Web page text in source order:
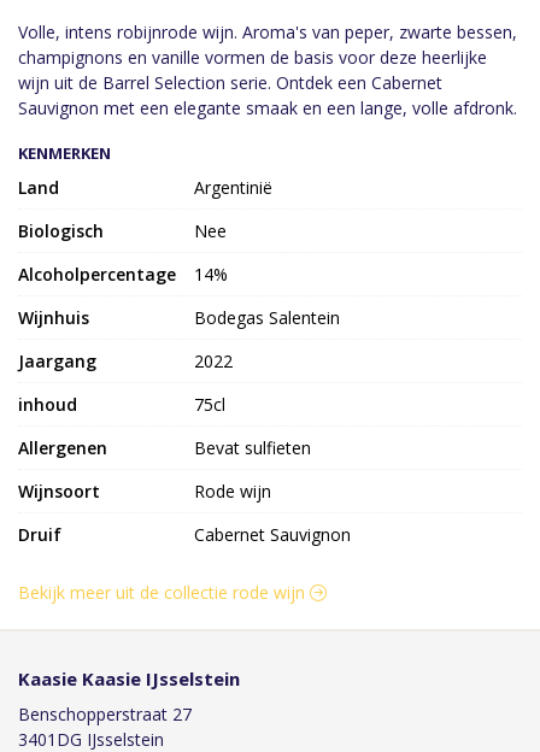
Volle, intens robijnrode wijn. Aroma's van peper, zwarte bessen,
champignons en vanille vormen de basis voor deze heerlijke
wijn uit de Barrel Selection serie. Ontdek een Cabernet
Sauvignon met een elegante smaak en een lange, volle afdronk.
KENMERKEN
Land
Argentinië
Biologisch
Nee
Alcoholpercentage
14%
Wijnhuis
Bodegas Salentein
Jaargang
2022
inhoud
75cl
Allergenen
Bevat sulfieten
Wijnsoort
Rode wijn
Druif
Cabernet Sauvignon
Bekijk meer uit de collectie rode wijn
Kaasie Kaasie IJsselstein
Benschopperstraat 27
3401DG IJsselstein